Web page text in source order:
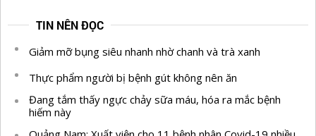
TIN NÊN ĐỌC
Giảm mỡ bụng siêu nhanh nhờ chanh và trà xanh
Thực phẩm người bị bệnh gút không nên ăn
Đang tắm thấy ngực chảy sữa máu, hóa ra mắc bệnh
hiếm này